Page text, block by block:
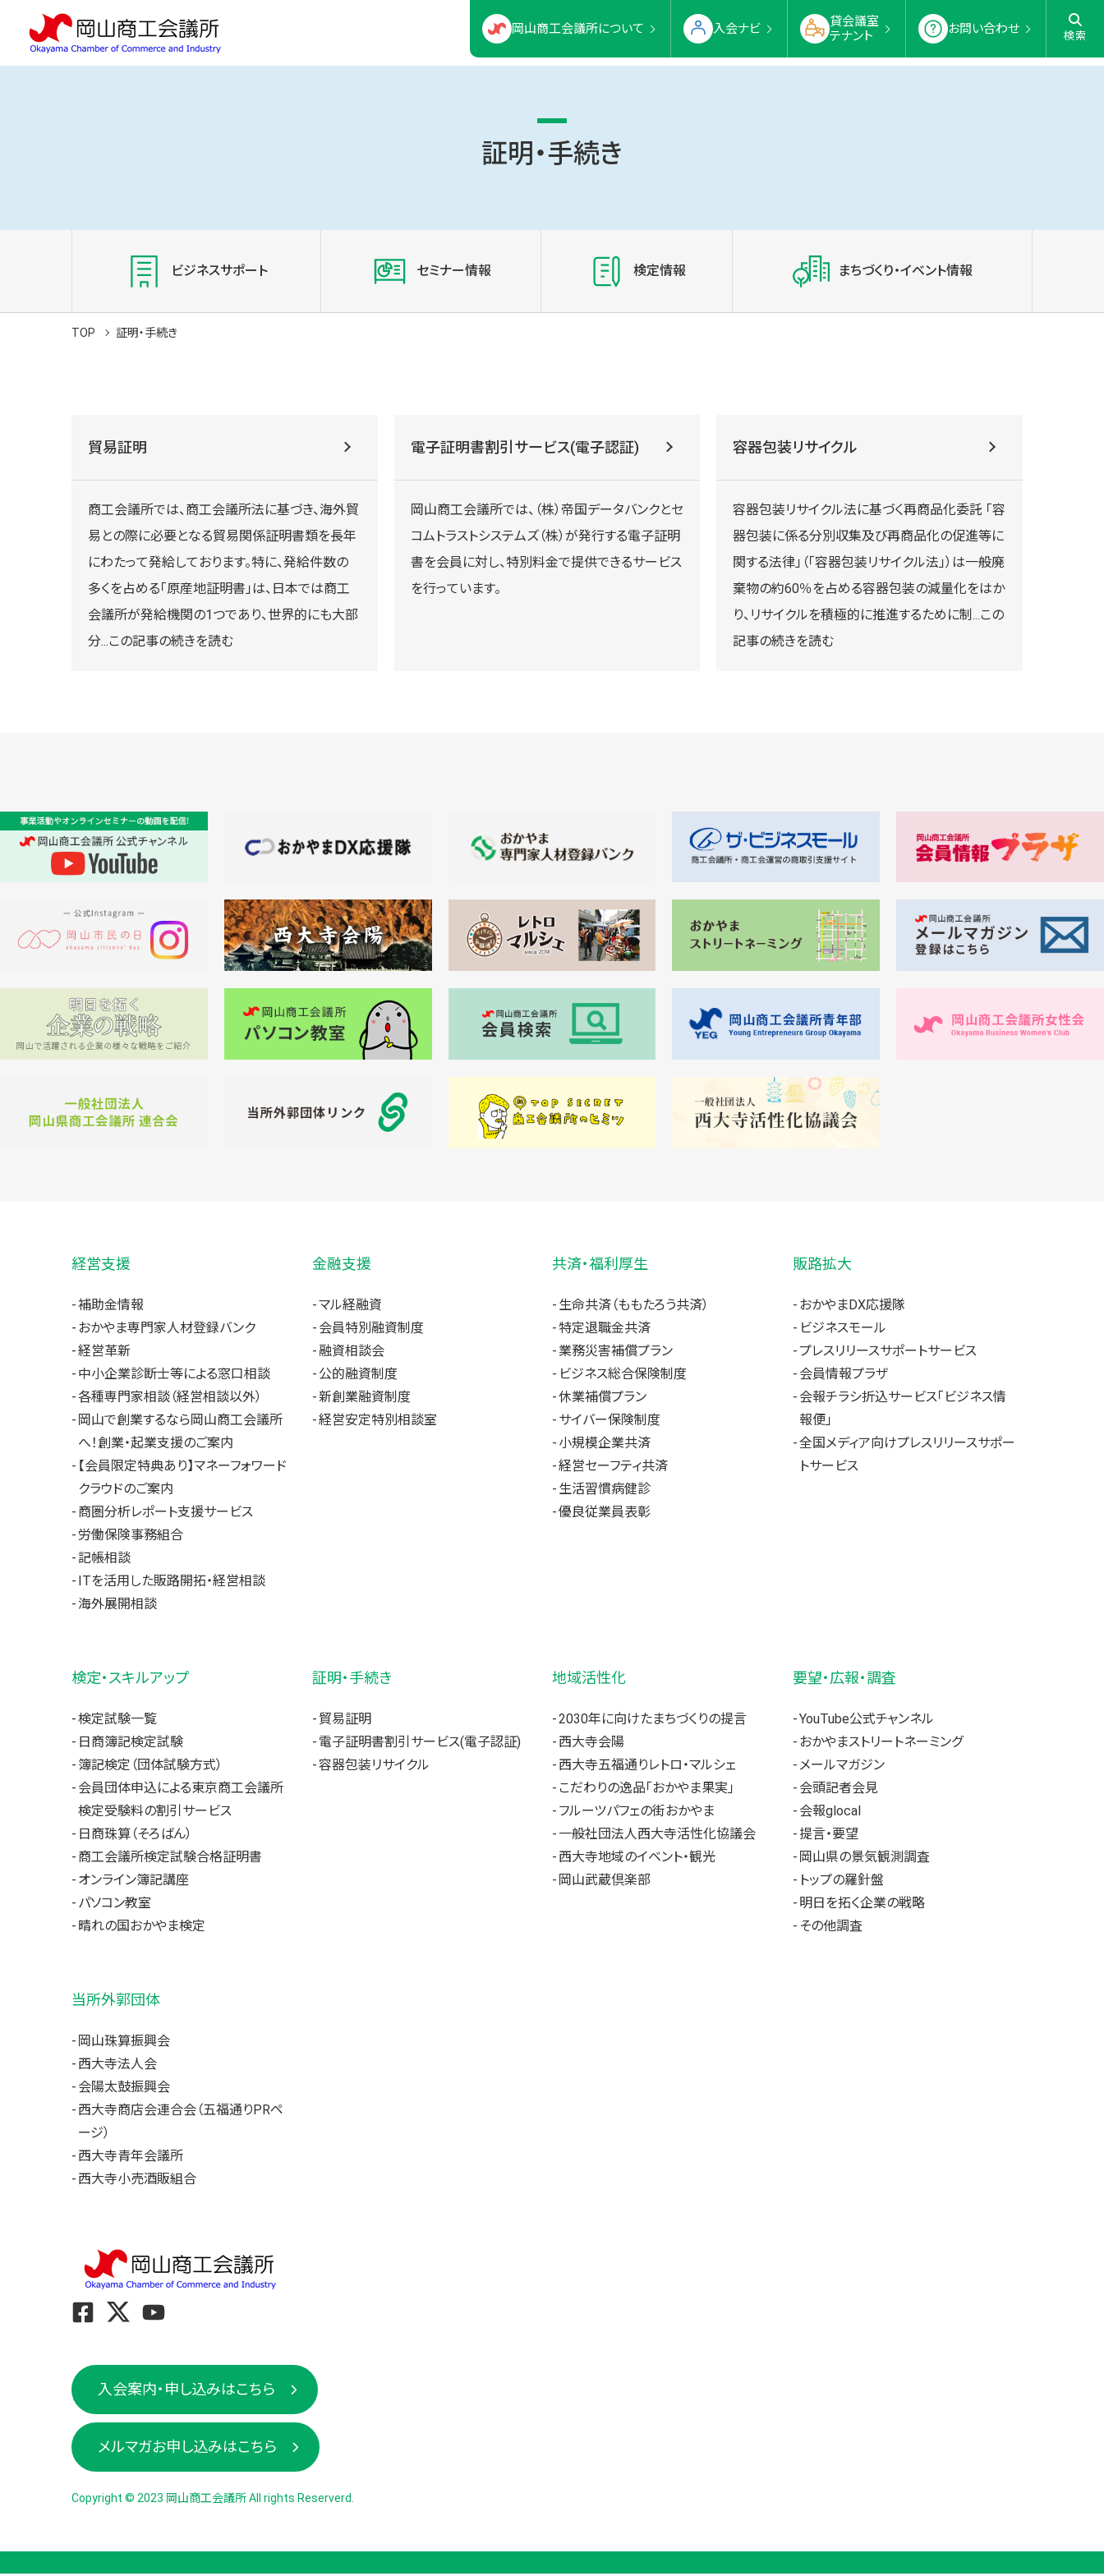
岡山商工会議所について 入会ナビ
貸会議室
テナント
お問い合わせ 検索
証明・手続き
ビジネスサポート セミナー情報 検定情報 まちづくり・イベント情報
TOP 証明・手続き
貿易証明
商工会議所では、商工会議所法に基づき、海外貿
易との際に必要となる貿易関係証明書類を長年
にわたって発給しております。特に、発給件数の
多くを占める「原産地証明書」は、日本では商工
会議所が発給機関の1つであり、世界的にも大部
分...この記事の続きを読む
電子証明書割引サービス(電子認証)
岡山商工会議所では、（株）帝国データバンクとセ
コムトラストシステムズ（株）が発行する電子証明
書を会員に対し、特別料金で提供できるサービス
を行っています。
容器包装リサイクル
容器包装リサイクル法に基づく再商品化委託 「容
器包装に係る分別収集及び再商品化の促進等に
関する法律」（「容器包装リサイクル法」）は一般廃
棄物の約60％を占める容器包装の減量化をはか
り、リサイクルを積極的に推進するために制 ...この
記事の続きを読む
経営支援
補助金情報
おかやま専門家人材登録バンク
経営革新
中小企業診断士等による窓口相談
各種専門家相談（経営相談以外）
岡山で創業するなら岡山商工会議所
へ！創業・起業支援のご案内
【会員限定特典あり】マネーフォワード
クラウドのご案内
商圏分析レポート支援サービス
労働保険事務組合
記帳相談
ITを活用した販路開拓・経営相談
海外展開相談
金融支援
マル経融資
会員特別融資制度
融資相談会
公的融資制度
新創業融資制度
経営安定特別相談室
共済・福利厚生
生命共済（ももたろう共済）
特定退職金共済
業務災害補償プラン
ビジネス総合保険制度
休業補償プラン
サイバー保険制度
小規模企業共済
経営セーフティ共済
生活習慣病健診
優良従業員表彰
販路拡大
おかやまDX応援隊
ビジネスモール
プレスリリースサポートサービス
会員情報プラザ
会報チラシ折込サービス「ビジネス情
報便」
全国メディア向けプレスリリースサポー
トサービス
検定・スキルアップ
検定試験一覧
日商簿記検定試験
簿記検定（団体試験方式）
会員団体申込による東京商工会議所
検定受験料の割引サービス
日商珠算（そろばん）
商工会議所検定試験合格証明書
オンライン簿記講座
パソコン教室
晴れの国おかやま検定
証明・手続き
貿易証明
電子証明書割引サービス(電子認証)
容器包装リサイクル
地域活性化
2030年に向けたまちづくりの提言
西大寺会陽
西大寺五福通りレトロ・マルシェ
こだわりの逸品「おかやま果実」
フルーツパフェの街おかやま
一般社団法人西大寺活性化協議会
西大寺地域のイベント・観光
岡山武蔵倶楽部
要望・広報・調査
YouTube公式チャンネル
おかやまストリートネーミング
メールマガジン
会頭記者会見
会報glocal
提言・要望
岡山県の景気観測調査
トップの羅針盤
明日を拓く企業の戦略
その他調査
当所外郭団体
岡山珠算振興会
西大寺法人会
会陽太鼓振興会
西大寺商店会連合会（五福通りPRペ
ージ）
西大寺青年会議所
西大寺小売酒販組合
入会案内・申し込みはこちら
メルマガお申し込みはこちら
Copyright © 2023 岡山商工会議所 All rights Reserverd.